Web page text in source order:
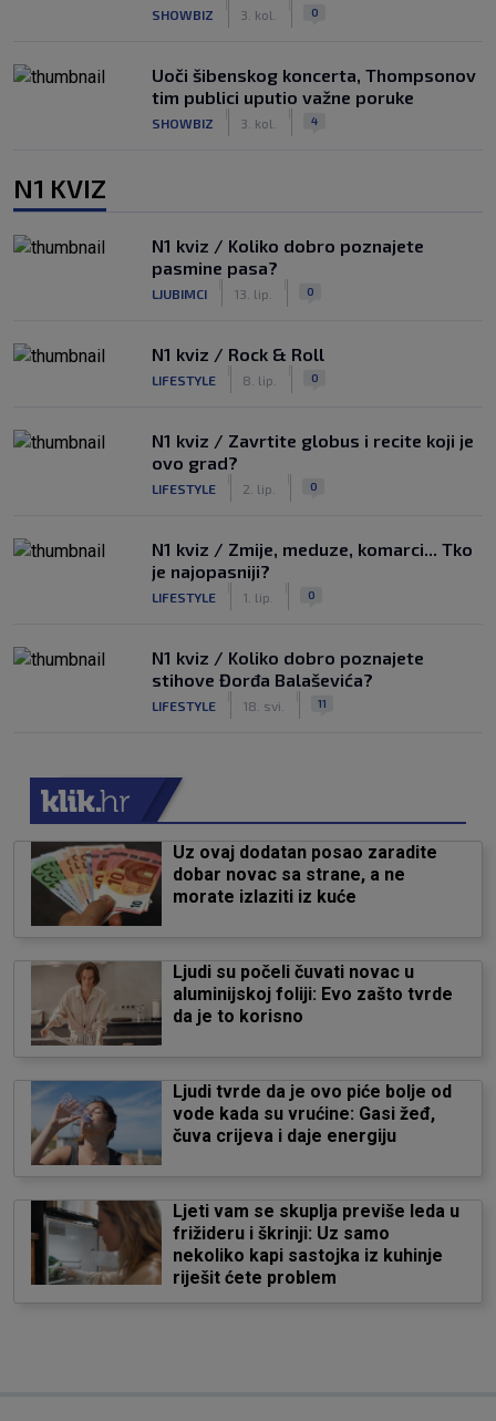
SHOWBIZ 3. kol. 0
Uoči šibenskog koncerta, Thompsonov
tim publici uputio važne poruke
SHOWBIZ 3. kol. 4
N1 KVIZ
N1 kviz / Koliko dobro poznajete
pasmine pasa?
LJUBIMCI 13. lip. 0
N1 kviz / Rock & Roll
LIFESTYLE 8. lip. 0
N1 kviz / Zavrtite globus i recite koji je
ovo grad?
LIFESTYLE 2. lip. 0
N1 kviz / Zmije, meduze, komarci... Tko
je najopasniji?
LIFESTYLE 1. lip. 0
N1 kviz / Koliko dobro poznajete
stihove Đorđa Balaševića?
LIFESTYLE 18. svi. 11
Uz ovaj dodatan posao zaradite
dobar novac sa strane, a ne
morate izlaziti iz kuće
Ljudi su počeli čuvati novac u
aluminijskoj foliji: Evo zašto tvrde
da je to korisno
Ljudi tvrde da je ovo piće bolje od
vode kada su vrućine: Gasi žeđ,
čuva crijeva i daje energiju
Ljeti vam se skuplja previše leda u
frižideru i škrinji: Uz samo
nekoliko kapi sastojka iz kuhinje
riješit ćete problem